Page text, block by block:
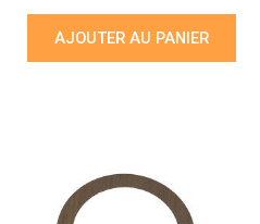
AJOUTER AU PANIER